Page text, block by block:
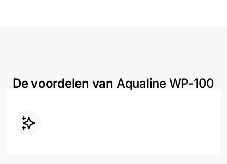
De voordelen van Aqualine WP-100